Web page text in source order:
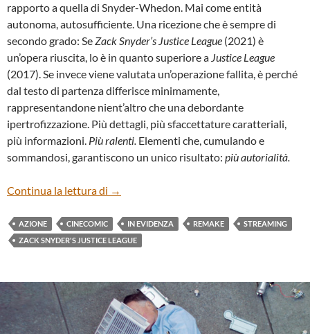
rapporto a quella di Snyder-Whedon. Mai come entità
autonoma, autosufficiente. Una ricezione che è sempre di
secondo grado: SeZack Snyder’s Justice League (2021) è
un’opera riuscita, lo è in quanto superiore a Justice League
(2017). Se invece viene valutata un’operazione fallita, è perché
dal testo di partenza differisce minimamente,
rappresentandone nient’altro che una debordante
ipertrofizzazione. Più dettagli, più sfaccettature caratteriali,
più informazioni. Più ralenti. Elementi che, cumulando e
sommandosi, garantiscono un unico risultato: più autorialità.
Continua la lettura di “ZACK SNYDER’S JUSTICE LEAGUE” DI
→
AZIONE CINECOMIC IN EVIDENZA REMAKE
STREAMING
ZACK SNYDER'S JUSTICE LEAGUE